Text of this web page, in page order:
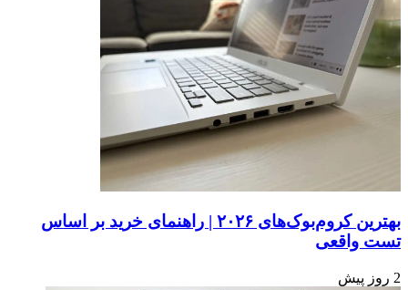
بهترین کروم‌بوک‌های ۲۰۲۶ | راهنمای خرید بر اساس
تست واقعی
2 روز پیش